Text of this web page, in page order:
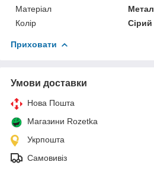
Матеріал
Метал
Колір
Сірий
Приховати
Умови доставки
Нова Пошта
Магазини Rozetka
Укрпошта
Самовивіз